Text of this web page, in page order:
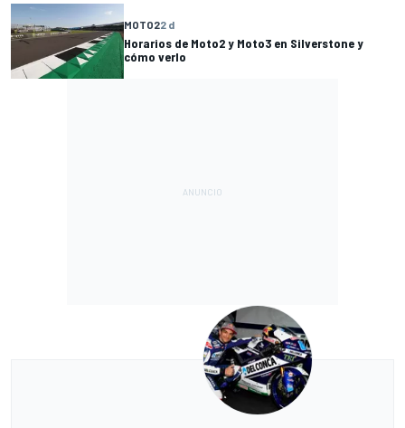
MOTO22 d
Horarios de Moto2 y Moto3 en Silverstone y
cómo verlo